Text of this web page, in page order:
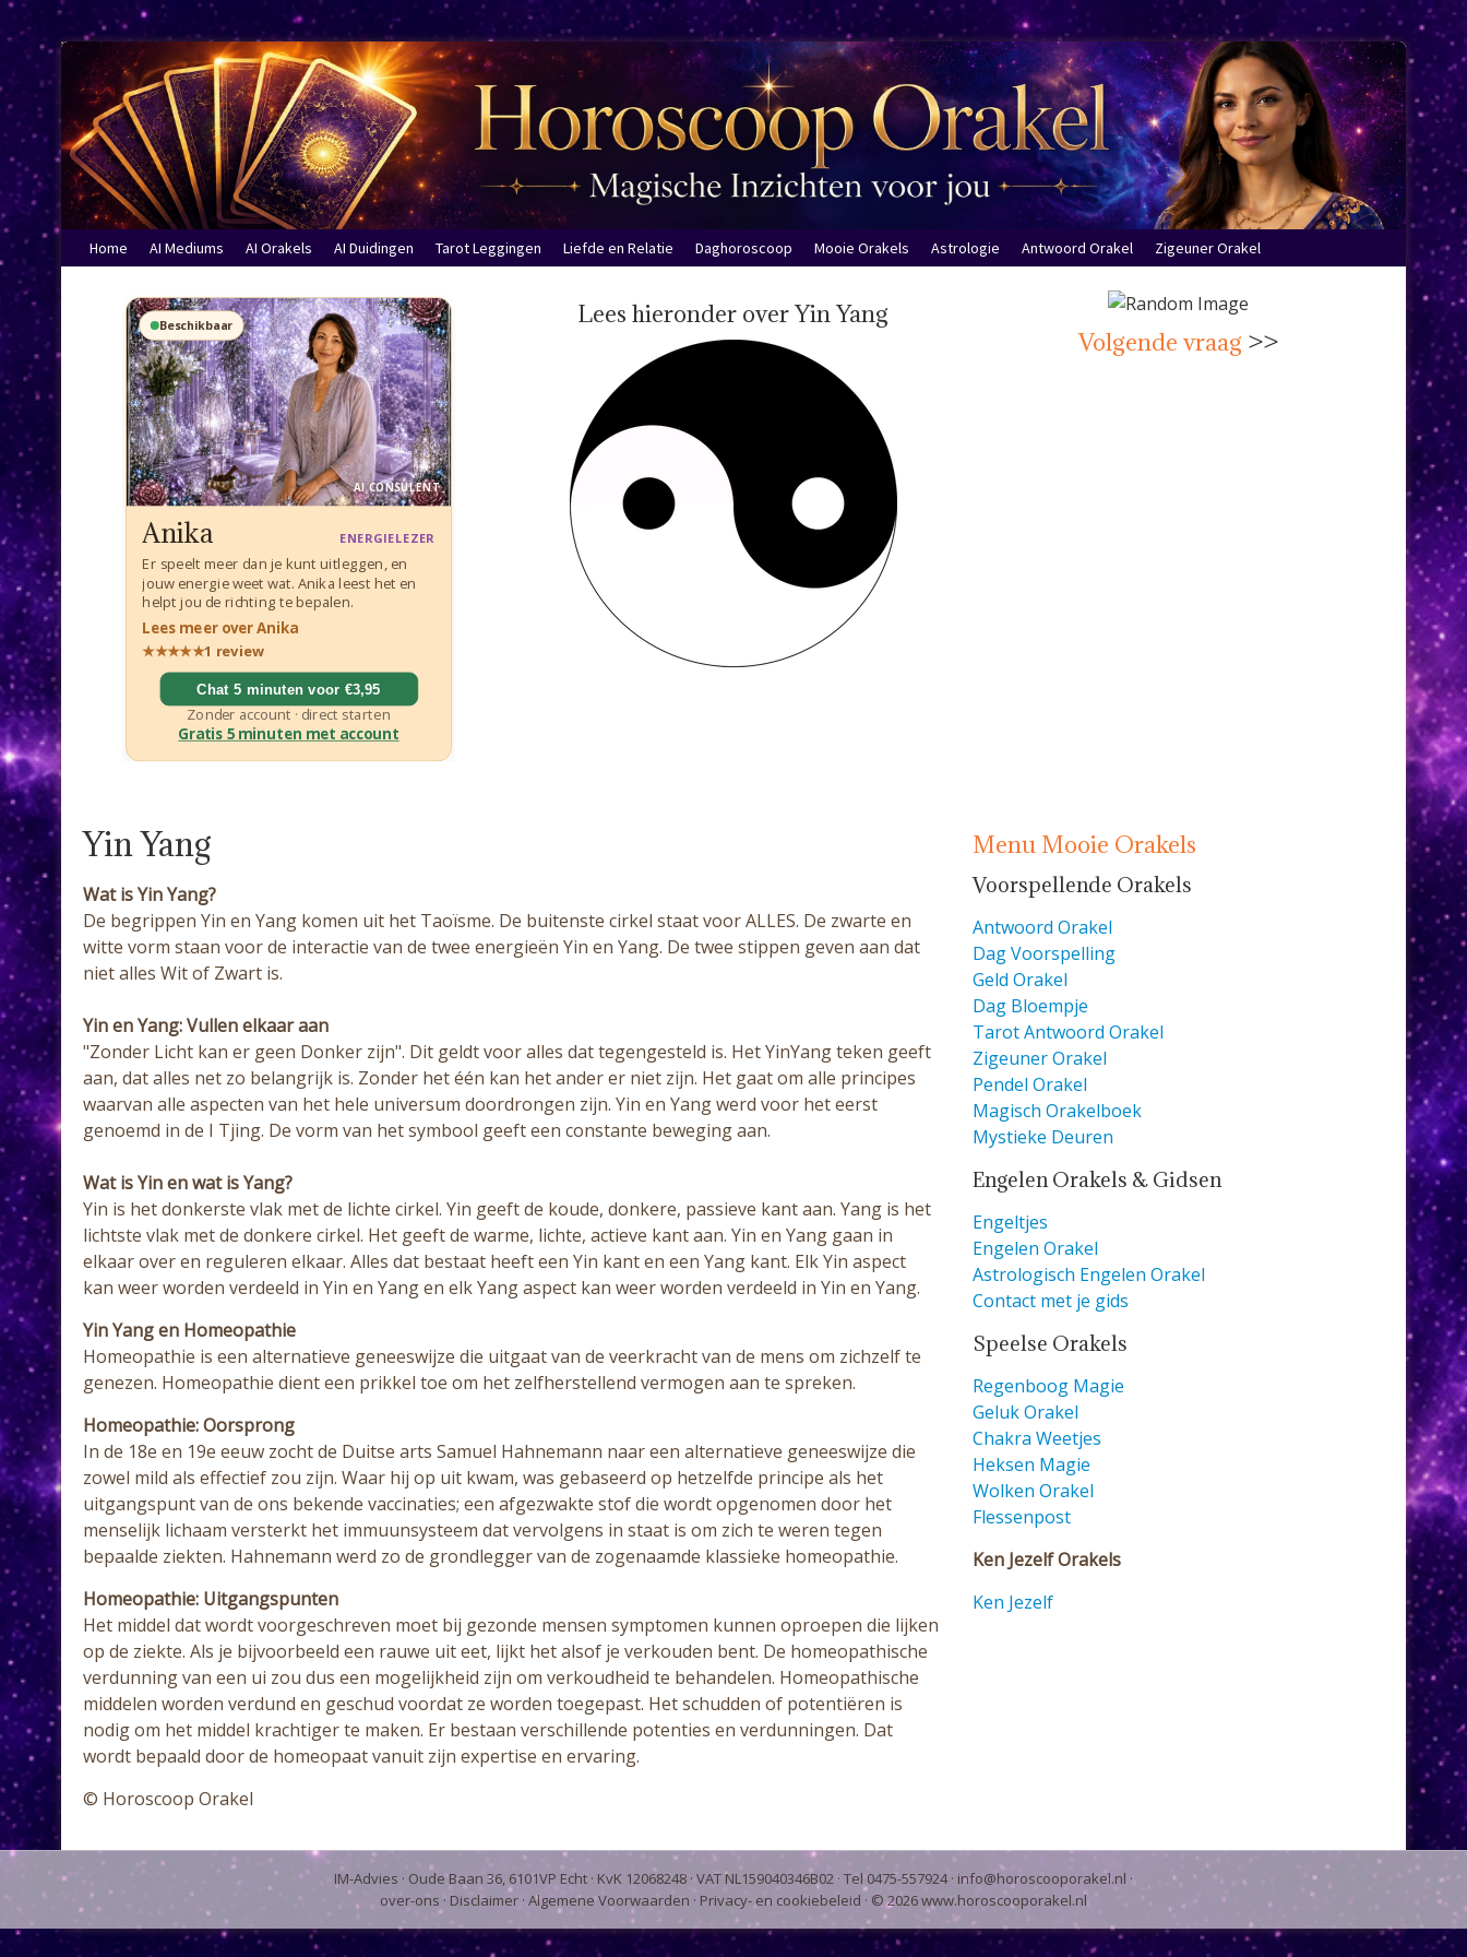
Home AI Mediums AI Orakels AI Duidingen Tarot Leggingen Liefde en Relatie Daghoroscoop Mooie Orakels Astrologie Antwoord Orakel Zigeuner Orakel
Lees hieronder over Yin Yang
Volgende vraag >>
Yin Yang
Wat is Yin Yang?
De begrippen Yin en Yang komen uit het Taoïsme. De buitenste cirkel staat voor ALLES. De zwarte en
witte vorm staan voor de interactie van de twee energieën Yin en Yang. De twee stippen geven aan dat
niet alles Wit of Zwart is.
Yin en Yang: Vullen elkaar aan
"Zonder Licht kan er geen Donker zijn". Dit geldt voor alles dat tegengesteld is. Het YinYang teken geeft
aan, dat alles net zo belangrijk is. Zonder het één kan het ander er niet zijn. Het gaat om alle principes
waarvan alle aspecten van het hele universum doordrongen zijn. Yin en Yang werd voor het eerst
genoemd in de I Tjing. De vorm van het symbool geeft een constante beweging aan.
Wat is Yin en wat is Yang?
Yin is het donkerste vlak met de lichte cirkel. Yin geeft de koude, donkere, passieve kant aan. Yang is het
lichtste vlak met de donkere cirkel. Het geeft de warme, lichte, actieve kant aan. Yin en Yang gaan in
elkaar over en reguleren elkaar. Alles dat bestaat heeft een Yin kant en een Yang kant. Elk Yin aspect
kan weer worden verdeeld in Yin en Yang en elk Yang aspect kan weer worden verdeeld in Yin en Yang.
Yin Yang en Homeopathie
Homeopathie is een alternatieve geneeswijze die uitgaat van de veerkracht van de mens om zichzelf te
genezen. Homeopathie dient een prikkel toe om het zelfherstellend vermogen aan te spreken.
Homeopathie: Oorsprong
In de 18e en 19e eeuw zocht de Duitse arts Samuel Hahnemann naar een alternatieve geneeswijze die
zowel mild als effectief zou zijn. Waar hij op uit kwam, was gebaseerd op hetzelfde principe als het
uitgangspunt van de ons bekende vaccinaties; een afgezwakte stof die wordt opgenomen door het
menselijk lichaam versterkt het immuunsysteem dat vervolgens in staat is om zich te weren tegen
bepaalde ziekten. Hahnemann werd zo de grondlegger van de zogenaamde klassieke homeopathie.
Homeopathie: Uitgangspunten
Het middel dat wordt voorgeschreven moet bij gezonde mensen symptomen kunnen oproepen die lijken
op de ziekte. Als je bijvoorbeeld een rauwe uit eet, lijkt het alsof je verkouden bent. De homeopathische
verdunning van een ui zou dus een mogelijkheid zijn om verkoudheid te behandelen. Homeopathische
middelen worden verdund en geschud voordat ze worden toegepast. Het schudden of potentiëren is
nodig om het middel krachtiger te maken. Er bestaan verschillende potenties en verdunningen. Dat
wordt bepaald door de homeopaat vanuit zijn expertise en ervaring.
© Horoscoop Orakel
Menu Mooie Orakels
Voorspellende Orakels
Antwoord Orakel
Dag Voorspelling
Geld Orakel
Dag Bloempje
Tarot Antwoord Orakel
Zigeuner Orakel
Pendel Orakel
Magisch Orakelboek
Mystieke Deuren
Engelen Orakels & Gidsen
Engeltjes
Engelen Orakel
Astrologisch Engelen Orakel
Contact met je gids
Speelse Orakels
Regenboog Magie
Geluk Orakel
Chakra Weetjes
Heksen Magie
Wolken Orakel
Flessenpost
Ken Jezelf Orakels
Ken Jezelf
IM-Advies · Oude Baan 36, 6101VP Echt · KvK 12068248 · VAT NL159040346B02 · Tel 0475-557924 · info@horoscooporakel.nl ·
over-ons · Disclaimer · Algemene Voorwaarden · Privacy- en cookiebeleid · ©2026www.horoscooporakel.nl